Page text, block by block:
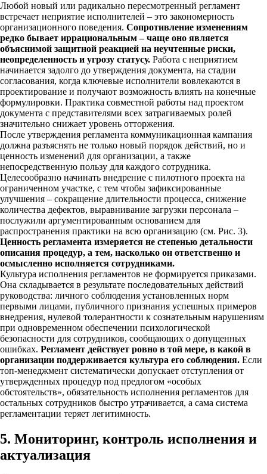
Любой новый или радикально пересмотренный регламент
встречает неприятие исполнителей – это закономерность
организационного поведения. Сопротивление изменениям
редко бывает иррациональным – чаще оно является
объяснимой защитной реакцией на неучтенные риски,
неопределенность и угрозу статусу. Работа с неприятием
начинается задолго до утверждения документа, на стадии
согласования, когда ключевые исполнители вовлекаются в
проектирование и получают возможность влиять на конечные
формулировки. Практика совместной работы над проектом
документа с представителями всех затрагиваемых ролей
значительно снижает уровень отторжения.
После утверждения регламента коммуникационная кампания
должна разъяснять не только новый порядок действий, но и
ценность изменений для организации, а также
непосредственную пользу для каждого сотрудника.
Целесообразно начинать внедрение с пилотного проекта на
ограниченном участке, с тем чтобы зафиксированные
улучшения – сокращение длительности процесса, снижение
количества дефектов, выравнивание загрузки персонала –
послужили аргументированным основанием для
распространения практики на всю организацию (см. Рис. 3).
Ценность регламента измеряется не степенью детальности
описания процедур, а тем, насколько он ответственно и
осмысленно исполняется сотрудниками.
Культура исполнения регламентов не формируется приказами.
Она складывается в результате последовательных действий
руководства: личного соблюдения установленных норм
первыми лицами, публичного признания успешных примеров
внедрения, нулевой толерантности к сознательным нарушениям
при одновременном обеспечении психологической
безопасности для сотрудников, сообщающих о допущенных
ошибках. Регламент действует ровно в той мере, в какой в
организации поддерживается культура его соблюдения. Если
топ-менеджмент систематически допускает отступления от
утвержденных процедур под предлогом «особых
обстоятельств», обязательность исполнения регламентов для
остальных сотрудников быстро утрачивается, а сама система
регламентации теряет легитимность.
5. Мониторинг, контроль исполнения и
актуализация